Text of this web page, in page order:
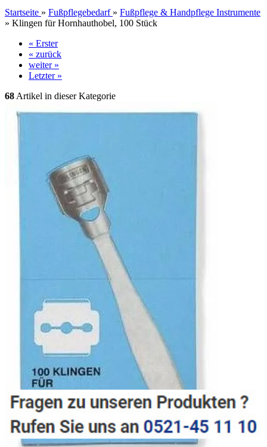
Startseite » Fußpflegebedarf » Fußpflege & Handpflege Instrumente
» Klingen für Hornhauthobel, 100 Stück
« Erster
« zurück
weiter »
Letzter »
68 Artikel in dieser Kategorie